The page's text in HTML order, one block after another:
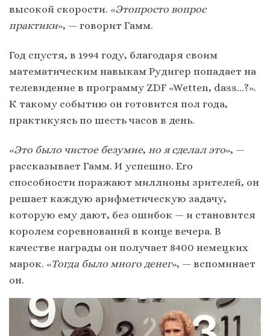
высокой скорости. «Этопросто вопрос
практики», — говорит Гамм.
Год спустя, в 1994 году, благодаря своим
математическим навыкам Рудигер попадает на
телевидение в программу ZDF «Wetten, dass…?».
К такому событию он готовится пол года,
практикуясь по шесть часов в день.
«Это было чистое безумие, но я сделал это», —
рассказывает Гамм. И успешно. Его
способности поражают миллионы зрителей, он
решает каждую арифметическую задачу,
которую ему дают, без ошибок — и становится
королем соревнований в конце вечера. В
качестве награды он получает 8400 немецких
марок. «Тогда было много денег», — вспоминает
он.